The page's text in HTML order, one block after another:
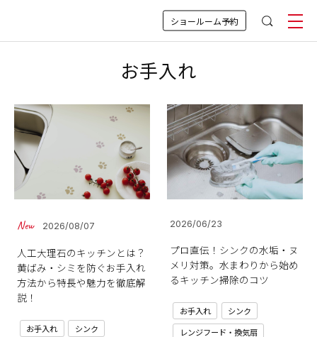
ショールーム予約
お手入れ
2026/08/07
人工大理石のキッチンとは？
黄ばみ・シミを防ぐお手入れ
方法から特長や魅力を徹底解
説！
お手入れ
シンク
2026/06/23
プロ直伝！シンクの水垢・ヌ
メリ対策。水まわりから始め
るキッチン掃除のコツ
お手入れ
シンク
レンジフード・換気扇